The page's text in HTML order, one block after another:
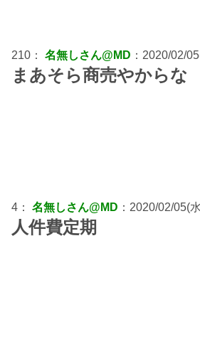
210： 名無しさん@MD ：2020/02/
まあそら商売やからな
4： 名無しさん@MD ：2020/02/05(
人件費定期